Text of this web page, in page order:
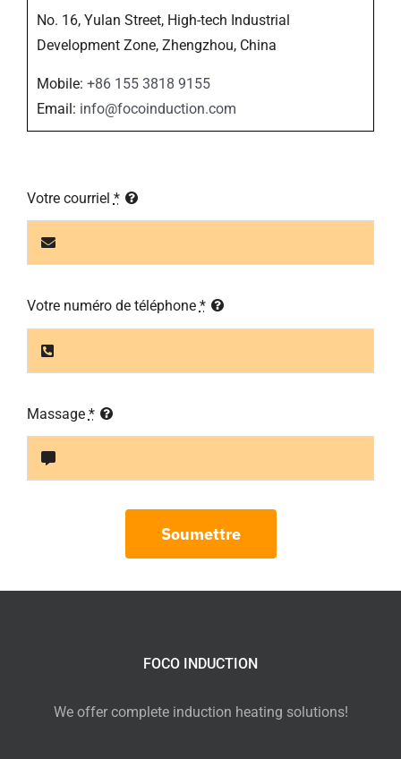
No. 16, Yulan Street, High-tech Industrial
Development Zone, Zhengzhou, China
Mobile: +86 155 3818 9155
Email: info@focoinduction.com
Votre courriel *
Votre numéro de téléphone *
Massage *
Soumettre
FOCO INDUCTION
We offer complete induction heating solutions!